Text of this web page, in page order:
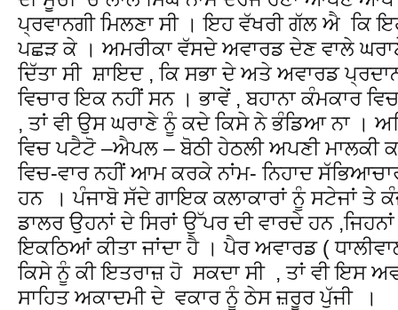
ਪ੍ਰਵਾਨਗੀ ਮਿਲਣਾ ਸੀ । ਇਹ ਵੱਖਰੀ ਗੱਲ ਐ ਕਿ
ਪਛੜ ਕੇ । ਅਮਰੀਕਾ ਵੱਸਦੇ ਅਵਾਰਡ ਦੇਣ ਵਾਲੇ
ਦਿੱਤਾ ਸੀ ਸ਼ਾਇਦ , ਕਿ ਸਭਾ ਦੇ ਅਤੇ ਅਵਾਰਡ
ਵਿਚਾਰ ਇਕ ਨਹੀਂ ਸਨ । ਭਾਵੇਂ , ਬਹਾਨਾ ਕੰਮਕਾਰ
, ਤਾਂ ਵੀ ਉਸ ਘਰਾਣੇ ਨੂੰ ਕਦੇ ਕਿਸੇ ਨੇ ਭੰਡਿਆ ਨਾ ।
ਵਿਚ ਪਟੈਟੋ –ਐਪਲ – ਬੋਠੀ ਹੇਠਲੀ ਅਪਣੀ ਮਾਲਕੀ
ਵਿਚ-ਵਾਰ ਨਹੀਂ ਆਮ ਕਰਕੇ ਨਾਂਮ- ਨਿਹਾਦ
ਹਨ । ਪੰਜਾਬੋ ਸੱਦੇ ਗਾਇਕ ਕਲਾਕਾਰਾਂ ਨੂੰ ਸਟੇਜਾਂ ਤੇ
ਡਾਲਰ ਉਹਨਾਂ ਦੇ ਸਿਰਾਂ ਉੱਪਰ ਦੀ ਵਾਰਦੇ ਹਨ
ਇਕਠਿਆਂ ਕੀਤਾ ਜਾਂਦਾ ਹੈ । ਪੈਰ ਅਵਾਰਡ (
ਕਿਸੇ ਨੂੰ ਕੀ ਇਤਰਾਜ਼ ਹੋ ਸਕਦਾ ਸੀ , ਤਾਂ ਵੀ ਇਸ
ਸਾਹਿਤ ਅਕਾਦਮੀ ਦੇ ਵਕਾਰ ਨੂੰ ਠੇਸ ਜ਼ਰੂਰ ਪੁੱਜੀ ।